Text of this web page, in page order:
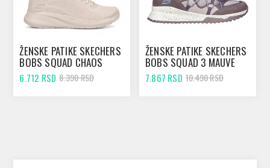
ŽENSKE PATIKE SKECHERS
BOBS SQUAD CHAOS
NUDE
6.712 RSD 8.390 RSD
ŽENSKE PATIKE SKECHERS
BOBS SQUAD 3 MAUVE
7.867 RSD 10.490 RSD